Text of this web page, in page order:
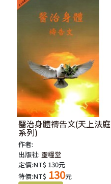
醫治身體禱告文(天上法庭
系列)
作者:
出版社: 靈糧堂
定價:NT$ 130元
特價:NT$ 130元